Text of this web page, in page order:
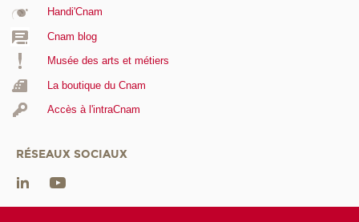
Handi'Cnam
Cnam blog
Musée des arts et métiers
La boutique du Cnam
Accès à l'intraCnam
RÉSEAUX SOCIAUX